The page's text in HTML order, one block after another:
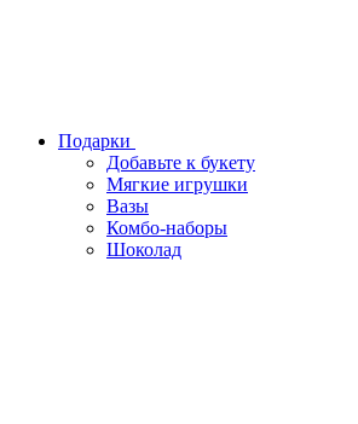
Подарки
Добавьте к букету
Мягкие игрушки
Вазы
Комбо-наборы
Шоколад